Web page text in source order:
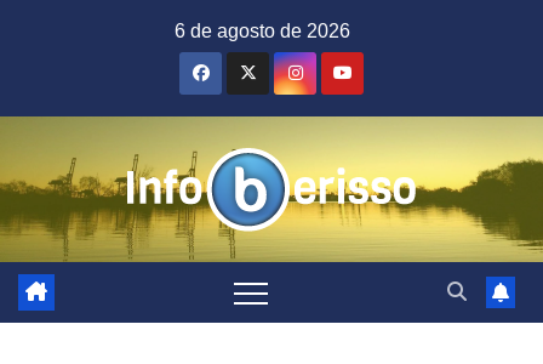
6 de agosto de 2026